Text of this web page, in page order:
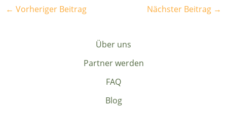
← Vorheriger Beitrag Nächster Beitrag →
Über uns
Partner werden
FAQ
Blog